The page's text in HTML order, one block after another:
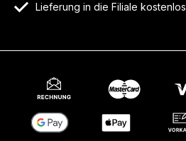
Lieferung in die Filiale kostenlos